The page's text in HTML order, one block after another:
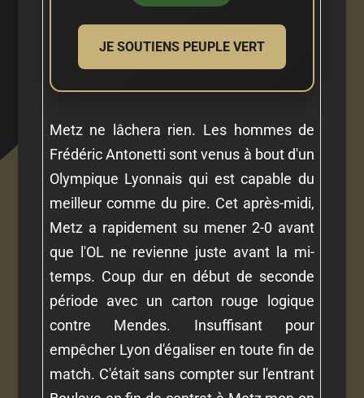
JE SOUTIENS PEUPLE VERT
Metz ne lâchera rien. Les hommes de
Frédéric Antonetti sont venus à bout d'un
Olympique Lyonnais qui est capable du
meilleur comme du pire. Cet après-midi,
Metz a rapidement su mener 2-0 avant
que l'OL ne revienne juste avant la mi-
temps. Coup dur en début de seconde
période avec un carton rouge logique
contre Mendes. Insuffisant pour
empêcher Lyon d'égaliser en toute fin de
match. C'était sans compter sur l'entrant